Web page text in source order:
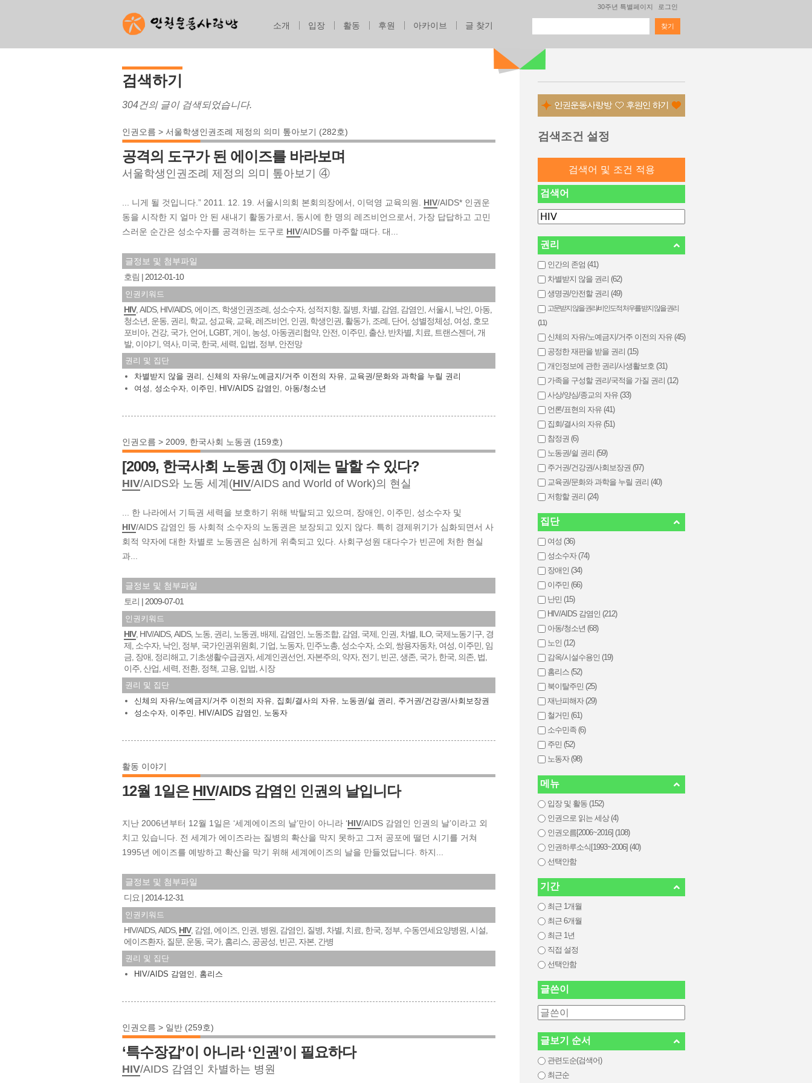
30주년 특별페이지 로그인
검색하기
304건의 글이 검색되었습니다.
인권오름 > 서울학생인권조례 제정의 의미 톺아보기 (282호)
공격의 도구가 된 에이즈를 바라보며
서울학생인권조례 제정의 의미 톺아보기 ④
... 니게 될 것입니다.” 2011. 12. 19. 서울시의회 본회의장에서, 이덕영 교육의원. HIV/AIDS* 인권운
동을 시작한 지 얼마 안 된 새내기 활동가로서, 동시에 한 명의 레즈비언으로서, 가장 답답하고 고민
스러운 순간은 성소수자를 공격하는 도구로 HIV/AIDS를 마주할 때다. 대...
글정보 및 첨부파일
호림
2012-01-10
인권키워드
HIV, AIDS, HIV/AIDS, 에이즈, 학생인권조례, 성소수자, 성적지향, 질병, 차별, 감염, 감염인, 서울시, 낙인, 아동,
청소년, 운동, 권리, 학교, 성교육, 교육, 레즈비언, 인권, 학생인권, 활동가, 조례, 단어, 성별정체성, 여성, 호모
포비아, 건강, 국가, 언어, LGBT, 게이, 농성, 아동권리협약, 안전, 이주민, 출산, 반차별, 치료, 트랜스젠더, 개
발, 이야기, 역사, 미국, 한국, 세력, 입법, 정부, 안전망
권리 및 집단
차별받지 않을 권리 , 신체의 자유/노예금지/거주 이전의 자유, 교육권/문화와 과학을 누릴 권리
여성 , 성소수자, 이주민 , HIV/AIDS 감염인 , 아동/청소년
인권오름 > 2009, 한국사회 노동권 (159호)
[2009, 한국사회 노동권 ①] 이제는 말할 수 있다?
HIV/AIDS와 노동 세계(HIV/AIDS and World of Work)의 현실
... 한 나라에서 기득권 세력을 보호하기 위해 박탈되고 있으며, 장애인, 이주민, 성소수자 및
HIV/AIDS 감염인 등 사회적 소수자의 노동권은 보장되고 있지 않다. 특히 경제위기가 심화되면서 사
회적 약자에 대한 차별로 노동권은 심하게 위축되고 있다. 사회구성원 대다수가 빈곤에 처한 현실
과...
글정보 및 첨부파일
토리
2009-07-01
인권키워드
HIV, HIV/AIDS, AIDS, 노동, 권리, 노동권, 배제, 감염인, 노동조합, 감염, 국제, 인권, 차별, ILO, 국제노동기구, 경
제, 소수자, 낙인, 정부, 국가인권위원회, 기업, 노동자, 민주노총, 성소수자, 소외, 쌍용자동차, 여성, 이주민, 임
금, 장애, 정리해고, 기초생활수급권자, 세계인권선언, 자본주의, 약자, 전기, 빈곤, 생존, 국가, 한국, 의존, 법,
이주, 산업, 세력, 전환, 정책, 고용, 입법, 시장
권리 및 집단
신체의 자유/노예금지/거주 이전의 자유, 집회/결사의 자유, 노동권/쉴 권리 , 주거권/건강권/사회보장권
성소수자, 이주민 , HIV/AIDS 감염인 , 노동자
활동 이야기
12월 1일은 HIV/AIDS 감염인 인권의 날입니다
지난 2006년부터 12월 1일은 ‘세계에이즈의 날’만이 아니라 ‘HIV/AIDS 감염인 인권의 날’이라고 외
치고 있습니다. 전 세계가 에이즈라는 질병의 확산을 막지 못하고 그저 공포에 떨던 시기를 거쳐
1995년 에이즈를 예방하고 확산을 막기 위해 세계에이즈의 날을 만들었답니다. 하지...
글정보 및 첨부파일
디요
2014-12-31
인권키워드
HIV/AIDS, AIDS, HIV, 감염, 에이즈, 인권, 병원, 감염인, 질병, 차별, 치료, 한국, 정부, 수동연세요양병원, 시설,
에이즈환자, 질문, 운동, 국가, 홈리스, 공공성, 빈곤, 자본, 간병
권리 및 집단
HIV/AIDS 감염인 , 홈리스
인권오름 > 일반 (259호)
‘특수장갑’이 아니라 ‘인권’이 필요하다
HIV/AIDS 감염인 차별하는 병원
검색 폼
소개 입장 활동 후원 아카이브 글 찾기
검색조건 설정
검색어
권리
인간의 존엄 (41)
차별받지 않을 권리 (62)
생명권/안전할 권리 (49)
고문받지 않을 권리/비인도적 처우를 받지 않을 권리
(11)
신체의 자유/노예금지/거주 이전의 자유 (45)
공정한 재판을 받을 권리 (15)
개인정보에 관한 권리/사생활보호 (31)
가족을 구성할 권리/국적을 가질 권리 (12)
사상/양심/종교의 자유 (33)
언론/표현의 자유 (41)
집회/결사의 자유 (51)
참정권 (6)
노동권/쉴 권리 (59)
주거권/건강권/사회보장권 (97)
교육권/문화와 과학을 누릴 권리 (40)
저항할 권리 (24)
집단
여성 (36)
성소수자 (74)
장애인 (34)
이주민 (66)
난민 (15)
HIV/AIDS 감염인 (212)
아동/청소년 (68)
노인 (12)
감옥/시설수용인 (19)
홈리스 (52)
북이탈주민 (25)
재난피해자 (29)
철거민 (61)
소수민족 (6)
주민 (52)
노동자 (98)
메뉴
입장 및 활동 (152)
인권으로 읽는 세상 (4)
인권오름[2006~2016] (108)
인권하루소식[1993~2006] (40)
선택안함
기간
최근 1개월
최근 6개월
최근 1년
직접 설정
선택안함
글쓴이
글보기 순서
관련도순(검색어)
최근순